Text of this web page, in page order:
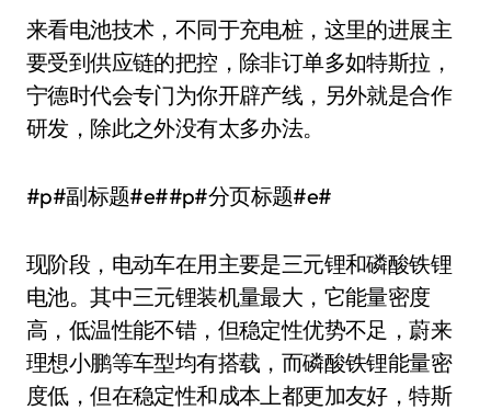
来看电池技术，不同于充电桩，这里的进展主
要受到供应链的把控，除非订单多如特斯拉，
宁德时代会专门为你开辟产线，另外就是合作
研发，除此之外没有太多办法。
#p#副标题#e##p#分页标题#e#
现阶段，电动车在用主要是三元锂和磷酸铁锂
电池。其中三元锂装机量最大，它能量密度
高，低温性能不错，但稳定性优势不足，蔚来
理想小鹏等车型均有搭载，而磷酸铁锂能量密
度低，但在稳定性和成本上都更加友好，特斯